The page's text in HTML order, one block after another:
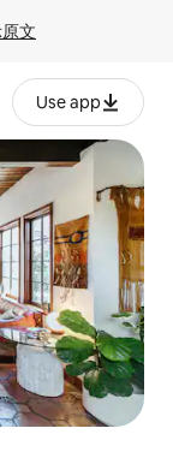
文
Use app